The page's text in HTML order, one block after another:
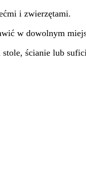
i zwierzętami.
w dowolnym
stole, ścianie lub